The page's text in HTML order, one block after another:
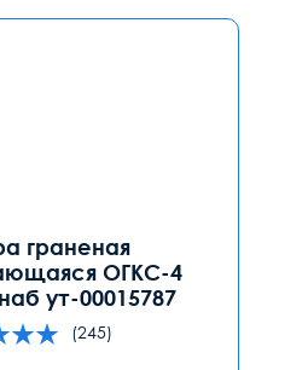
граненая
ОГКС-4
ут-00015787
(245)